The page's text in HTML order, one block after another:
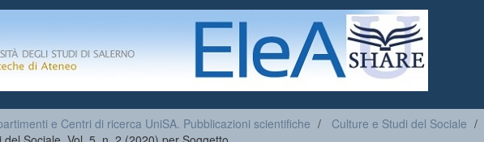
e Centri di ricerca UniSA. Pubblicazioni scientifiche Culture e Studi del Sociale